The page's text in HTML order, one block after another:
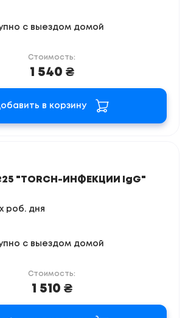
с выездом домой
Стоимость:
1 540 ₴
в корзину
"TORCH-ИНФЕКЦИИ IgG"
роб. дня
с выездом домой
Стоимость:
1 510 ₴